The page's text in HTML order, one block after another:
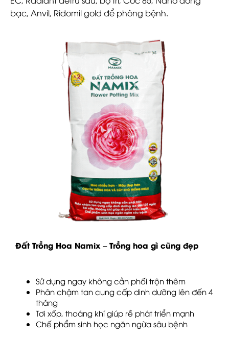
bạc, Anvil, Ridomil gold để phòng bệnh.
Đất Trồng Hoa Namix – Trồng hoa gì cũng đẹp
Sử dụng ngay không cần phối trộn thêm
Phân chậm tan cung cấp dinh dưỡng lên đến 4
tháng
Tơi xốp, thoáng khí giúp rễ phát triển mạnh
Chế phẩm sinh học ngăn ngừa sâu bệnh